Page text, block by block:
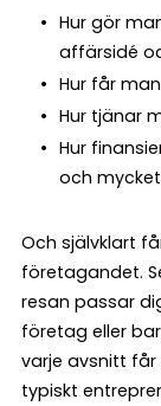
Hur gör
affärsidé
Hur får
Hur tjänar
Hur
och mycket
Och självklart
företagandet.
resan passar
företag eller
varje avsnitt
typiskt